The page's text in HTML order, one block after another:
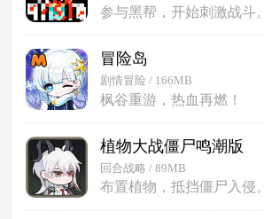
参与黑帮，开始刺激战斗。
冒险岛
剧情冒险 / 166MB
枫谷重游，热血再燃！
植物大战僵尸鸣潮版
回合战略 / 89MB
布置植物，抵挡僵尸入侵。